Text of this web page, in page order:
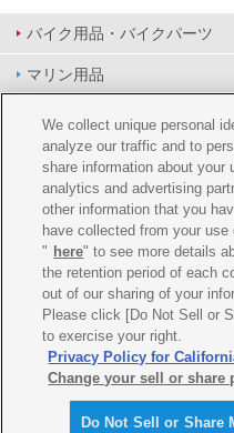
バイク用品・バイクパーツ
マリン用品
PAS/YPJ用品
その他用品
イベント&エンターテイメン
オンラインショップ
企業情報
ご利用規約 推薦環境 プライバ
We collect unique personal
analyze our traffic and to
share information about your
analytics and advertising
other information that you
have collected from your
" here" to see more details
the retention period of each
out of our sharing of your
Please click [Do Not Sell or
to exercise your right.
Privacy Policy for
Change your sell or share
Do Not Sell or Share